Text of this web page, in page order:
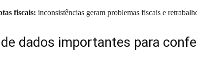
fiscais: inconsistências geram problemas fiscais e
dados importantes para